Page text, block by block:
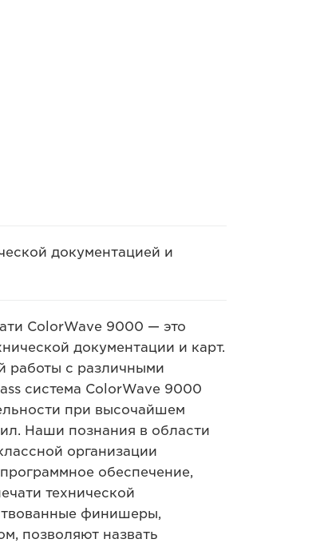
документацией и
ColorWave 9000 — это
документации и карт.
работы с различными
система ColorWave 9000
при высочайшем
Наши познания в области
организации
обеспечение,
технической
финишеры,
позволяют назвать